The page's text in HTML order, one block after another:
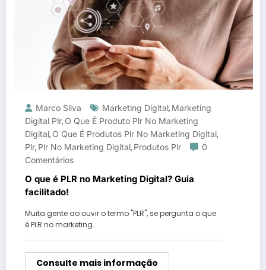
Marco Silva Marketing Digital, Marketing
Digital Plr, O Que É Produto Plr No Marketing
Digital, O Que É Produtos Plr No Marketing Digital,
Plr, Plr No Marketing Digital, Produtos Plr
0
Comentários
O que é PLR no Marketing Digital? Guia
facilitado!
Muita gente ao ouvir o termo "PLR", se pergunta o que
é PLR no marketing…
Consulte mais informação